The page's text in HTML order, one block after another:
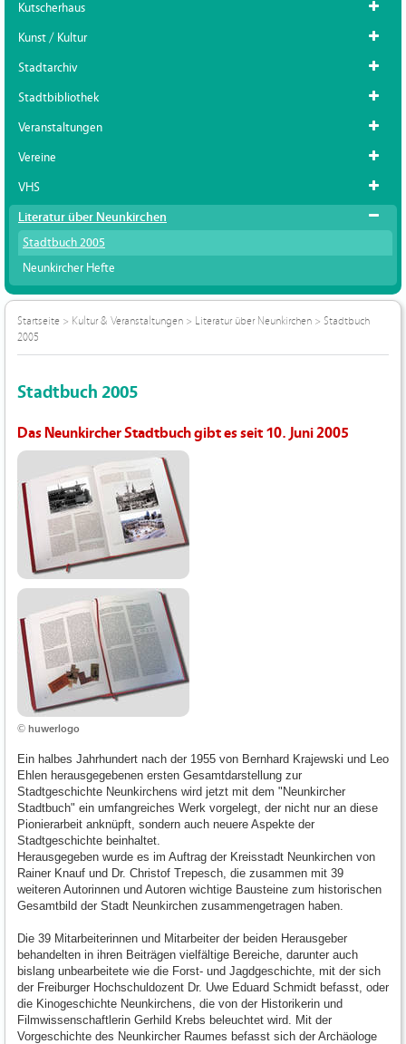
Kutscherhaus
Kunst / Kultur
Stadtarchiv
Stadtbibliothek
Veranstaltungen
Vereine
VHS
Literatur über Neunkirchen
Stadtbuch 2005
Neunkircher Hefte
Startseite > Kultur & Veranstaltungen > Literatur über Neunkirchen > Stadtbuch
2005
Stadtbuch 2005
Das Neunkircher Stadtbuch gibt es seit 10. Juni 2005
© huwerlogo
Ein halbes Jahrhundert nach der 1955 von Bernhard Krajewski und Leo
Ehlen herausgegebenen ersten Gesamtdarstellung zur
Stadtgeschichte Neunkirchens wird jetzt mit dem "Neunkircher
Stadtbuch" ein umfangreiches Werk vorgelegt, der nicht nur an diese
Pionierarbeit anknüpft, sondern auch neuere Aspekte der
Stadtgeschichte beinhaltet.
Herausgegeben wurde es im Auftrag der Kreisstadt Neunkirchen von
Rainer Knauf und Dr. Christof Trepesch, die zusammen mit 39
weiteren Autorinnen und Autoren wichtige Bausteine zum historischen
Gesamtbild der Stadt Neunkirchen zusammengetragen haben.
Die 39 Mitarbeiterinnen und Mitarbeiter der beiden Herausgeber
behandelten in ihren Beiträgen vielfältige Bereiche, darunter auch
bislang unbearbeitete wie die Forst- und Jagdgeschichte, mit der sich
der Freiburger Hochschuldozent Dr. Uwe Eduard Schmidt befasst, oder
die Kinogeschichte Neunkirchens, die von der Historikerin und
Filmwissenschaftlerin Gerhild Krebs beleuchtet wird. Mit der
Vorgeschichte des Neunkircher Raumes befasst sich der Archäologe